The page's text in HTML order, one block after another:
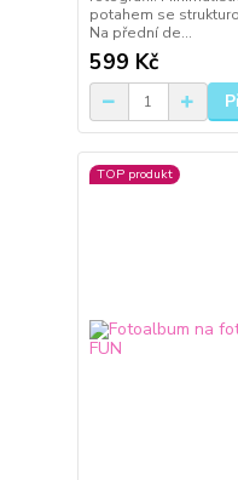
potahem se
Na přední de...
599 Kč
TOP produkt